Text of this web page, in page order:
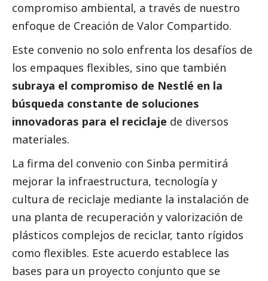
compromiso ambiental, a través de nuestro
enfoque de Creación de Valor Compartido.
Este convenio no solo enfrenta los desafíos de
los empaques flexibles, sino que también
subraya el compromiso de Nestlé en la
búsqueda constante de soluciones
innovadoras para el reciclaje de diversos
materiales.
La firma del convenio con Sinba permitirá
mejorar la infraestructura, tecnología y
cultura de reciclaje mediante la instalación de
una planta de recuperación y valorización de
plásticos complejos de reciclar, tanto rígidos
como flexibles. Este acuerdo establece las
bases para un proyecto conjunto que se